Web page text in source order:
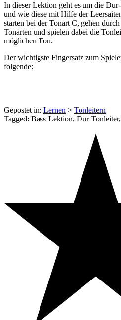
In dieser Lektion geht es um die
und wie diese mit Hilfe der
starten bei der Tonart C, gehen
Tonarten und spielen dabei die
möglichen Ton.
Der wichtigste Fingersatz zum
folgende:
Gepostet in: Lernen > Tonleitern
Tagged: Bass-Lektion, Dur-